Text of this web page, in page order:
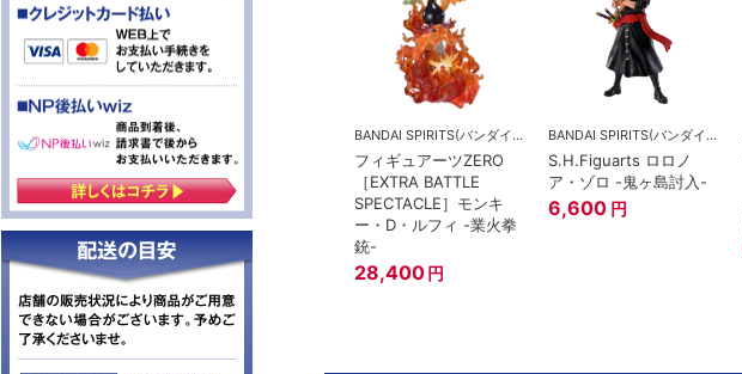
BANDAI SPIRITS(バンダイスピリッツ)
フィギュアーツZERO
［EXTRA BATTLE
SPECTACLE］モンキ
ー・D・ルフィ -業火拳
銃-
28,400 円
BANDAI SPIRITS(バンダイスピリッツ)
S.H.Figuarts ロロノ
ア・ゾロ -鬼ヶ島討入-
6,600 円